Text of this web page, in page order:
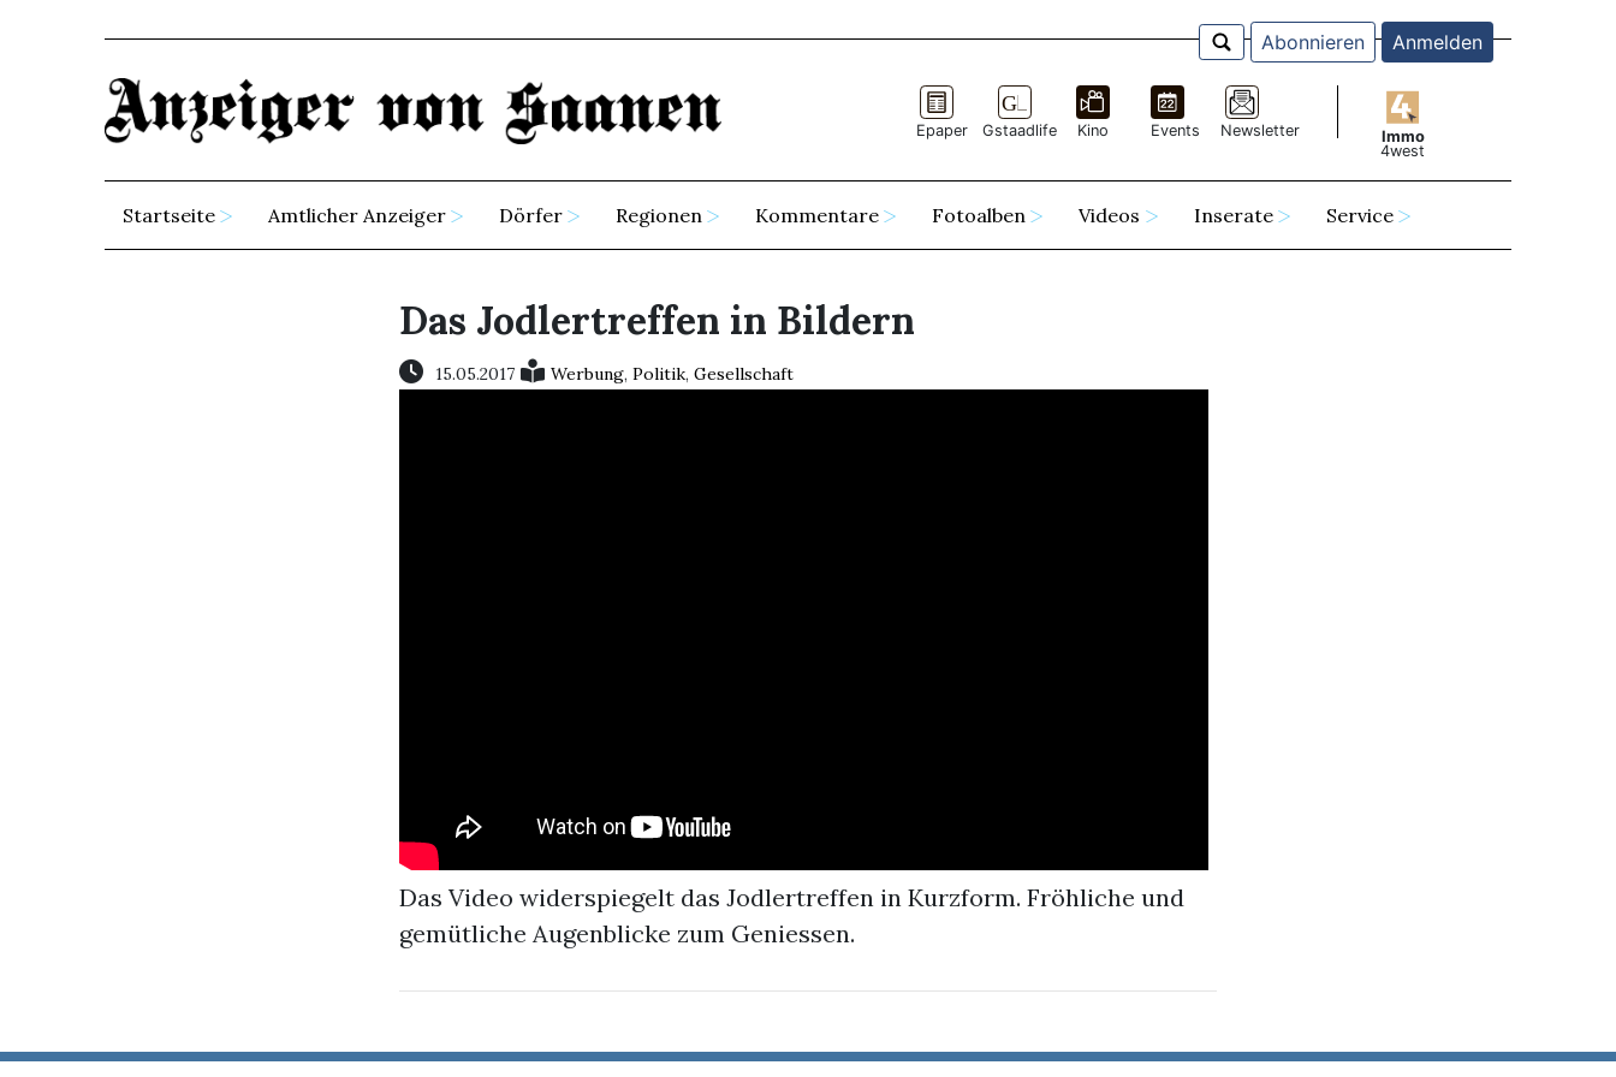
Abonnieren Anmelden
Epaper Gstaadlife Kino Events Newsletter
Immo
4west
Startseite Amtlicher Anzeiger Dörfer Regionen Kommentare Fotoalben Videos Inserate Service
Das Jodlertreffen in Bildern
15.05.2017 Werbung, Politik, Gesellschaft
Das Video widerspiegelt das Jodlertreffen in Kurzform. Fröhliche und
gemütliche Augenblicke zum Geniessen.